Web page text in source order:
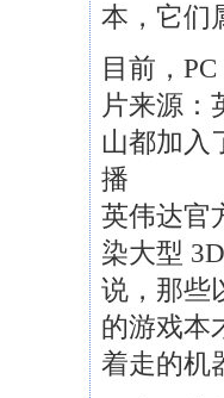
本，它们
目前，
片来源：
山都加入
播
英伟达官
染大型
说，那些
的游戏本
着走的机